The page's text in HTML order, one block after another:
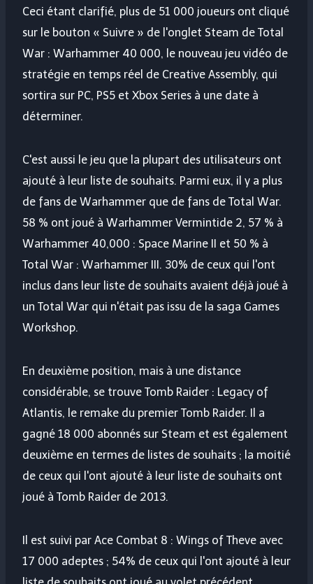
Ceci étant clarifié, plus de 51 000 joueurs ont cliqué
sur le bouton « Suivre » de l'onglet Steam de Total
War : Warhammer 40 000, le nouveau jeu vidéo de
stratégie en temps réel de Creative Assembly, qui
sortira sur PC, PS5 et Xbox Series à une date à
déterminer.
C'est aussi le jeu que la plupart des utilisateurs ont
ajouté à leur liste de souhaits. Parmi eux, il y a plus
de fans de Warhammer que de fans de Total War.
58 % ont joué à Warhammer Vermintide 2, 57 % à
Warhammer 40,000 : Space Marine II et 50 % à
Total War : Warhammer III. 30% de ceux qui l'ont
inclus dans leur liste de souhaits avaient déjà joué à
un Total War qui n'était pas issu de la saga Games
Workshop.
En deuxième position, mais à une distance
considérable, se trouve Tomb Raider : Legacy of
Atlantis, le remake du premier Tomb Raider. Il a
gagné 18 000 abonnés sur Steam et est également
deuxième en termes de listes de souhaits ; la moitié
de ceux qui l'ont ajouté à leur liste de souhaits ont
joué à Tomb Raider de 2013.
Il est suivi par Ace Combat 8 ​​: Wings of Theve avec
17 000 adeptes ; 54% de ceux qui l'ont ajouté à leur